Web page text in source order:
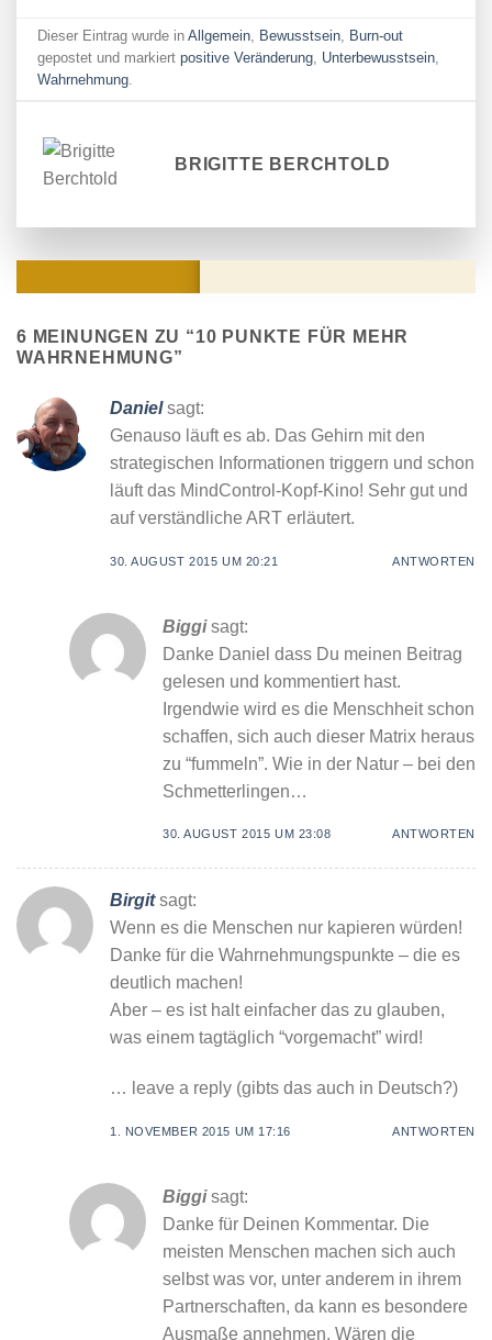
Dieser Eintrag wurde inAllgemein, Bewusstsein, Burn-out
gepostet und markiertpositive Veränderung, Unterbewusstsein,
Wahrnehmung.
BRIGITTE BERCHTOLD
6 MEINUNGEN ZU “10 PUNKTE FÜR MEHR
WAHRNEHMUNG”
Daniel sagt:
Genauso läuft es ab. Das Gehirn mit den
strategischen Informationen triggern und schon
läuft das MindControl-Kopf-Kino! Sehr gut und
auf verständliche ART erläutert.
30. AUGUST 2015 UM 20:21 ANTWORTEN
Biggi sagt:
Danke Daniel dass Du meinen Beitrag
gelesen und kommentiert hast.
Irgendwie wird es die Menschheit schon
schaffen, sich auch dieser Matrix heraus
zu “fummeln”. Wie in der Natur – bei den
Schmetterlingen…
30. AUGUST 2015 UM 23:08 ANTWORTEN
Birgit sagt:
Wenn es die Menschen nur kapieren würden!
Danke für die Wahrnehmungspunkte – die es
deutlich machen!
Aber – es ist halt einfacher das zu glauben,
was einem tagtäglich “vorgemacht” wird!
… leave a reply (gibts das auch in Deutsch?)
1. NOVEMBER 2015 UM 17:16 ANTWORTEN
Biggi sagt:
Danke für Deinen Kommentar. Die
meisten Menschen machen sich auch
selbst was vor, unter anderem in ihrem
Partnerschaften, da kann es besondere
Ausmaße annehmen. Wären die